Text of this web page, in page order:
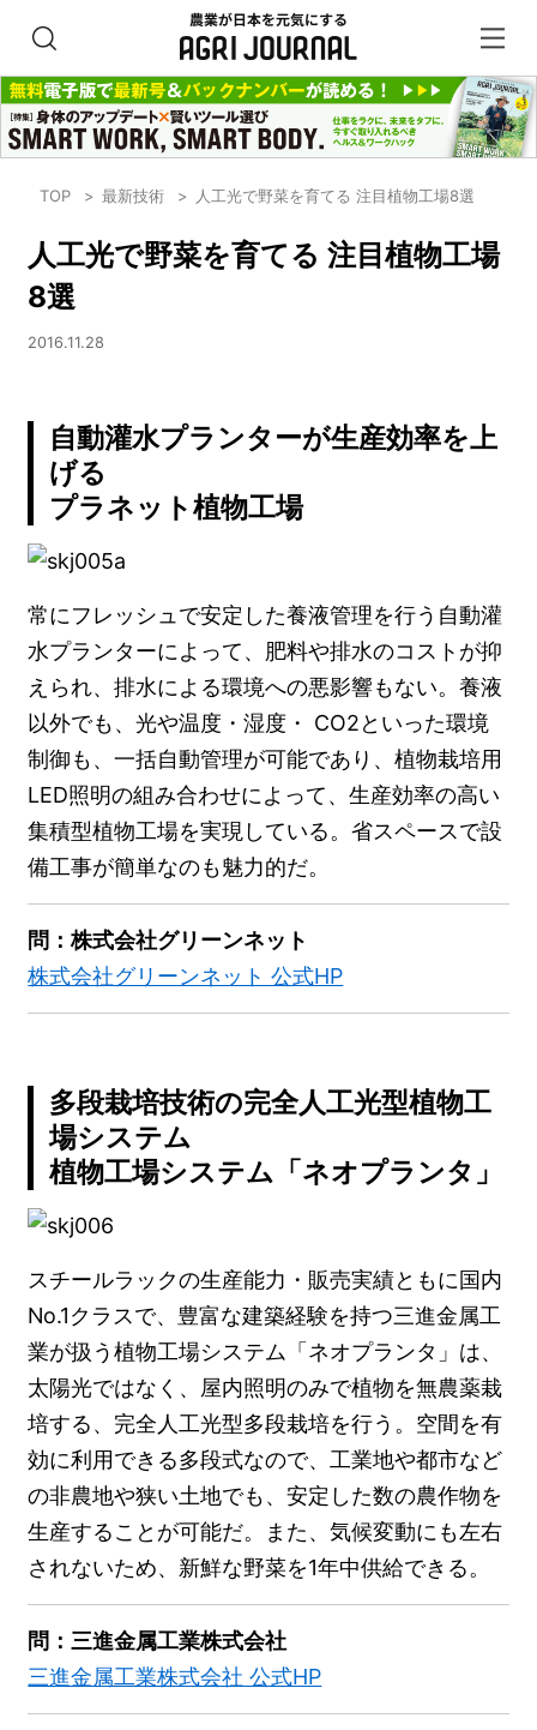
TOP 最新技術 人工光で野菜を育てる 注目植物工場8選
人工光で野菜を育てる 注目植物工場
8選
2016.11.28
自動灌水プランターが生産効率を上
げる
プラネット植物工場
常にフレッシュで安定した養液管理を行う自動灌
水プランターによって、肥料や排水のコストが抑
えられ、排水による環境への悪影響もない。養液
以外でも、光や温度・湿度・ CO2といった環境
制御も、一括自動管理が可能であり、植物栽培用
LED照明の組み合わせによって、生産効率の高い
集積型植物工場を実現している。省スペースで設
備工事が簡単なのも魅力的だ。
問：株式会社グリーンネット
株式会社グリーンネット 公式HP
多段栽培技術の完全人工光型植物工
場システム
植物工場システム「ネオプランタ」
スチールラックの生産能力・販売実績ともに国内
No.1クラスで、豊富な建築経験を持つ三進金属工
業が扱う植物工場システム「ネオプランタ」は、
太陽光ではなく、屋内照明のみで植物を無農薬栽
培する、完全人工光型多段栽培を行う。空間を有
効に利用できる多段式なので、工業地や都市など
の非農地や狭い土地でも、安定した数の農作物を
生産することが可能だ。また、気候変動にも左右
されないため、新鮮な野菜を1年中供給できる。
問：三進金属工業株式会社
三進金属工業株式会社 公式HP